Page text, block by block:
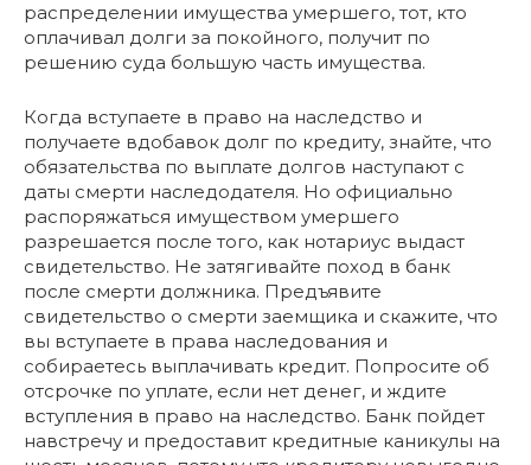
распределении имущества умершего, тот, кто
оплачивал долги за покойного, получит по
решению суда большую часть имущества.
Когда вступаете в право на наследство и
получаете вдобавок долг по кредиту, знайте, что
обязательства по выплате долгов наступают с
даты смерти наследодателя. Но официально
распоряжаться имуществом умершего
разрешается после того, как нотариус выдаст
свидетельство. Не затягивайте поход в банк
после смерти должника. Предъявите
свидетельство о смерти заемщика и скажите, что
вы вступаете в права наследования и
собираетесь выплачивать кредит. Попросите об
отсрочке по уплате, если нет денег, и ждите
вступления в право на наследство. Банк пойдет
навстречу и предоставит кредитные каникулы на